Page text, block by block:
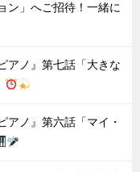
ン」へご招待！一緒に
アノ』第七話「大きな
アノ』第六話「マイ・